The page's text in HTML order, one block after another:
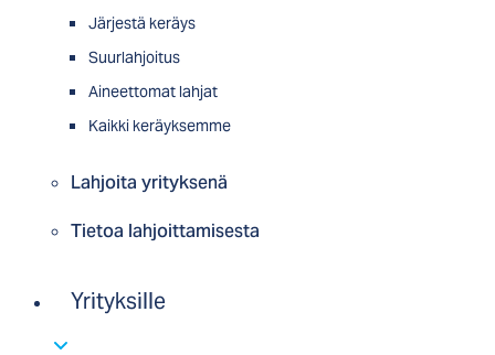
Järjestä keräys
Suurlahjoitus
Aineettomat lahjat
Kaikki keräyksemme
Lahjoita yrityksenä
Tietoa lahjoittamisesta
Yrityksille